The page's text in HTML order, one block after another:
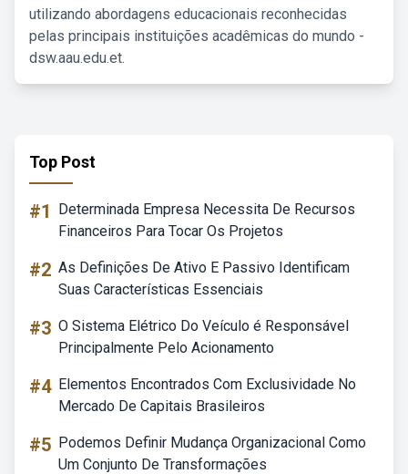
utilizando abordagens educacionais reconhecidas
pelas principais instituições acadêmicas do mundo -
dsw.aau.edu.et.
Top Post
#1
Determinada Empresa Necessita De Recursos
Financeiros Para Tocar Os Projetos
#2 As Definições De Ativo E Passivo Identificam
Suas Características Essenciais
#3 O Sistema Elétrico Do Veículo é Responsável
Principalmente Pelo Acionamento
#4 Elementos Encontrados Com Exclusividade No
Mercado De Capitais Brasileiros
#5 Podemos Definir Mudança Organizacional Como
Um Conjunto De Transformações